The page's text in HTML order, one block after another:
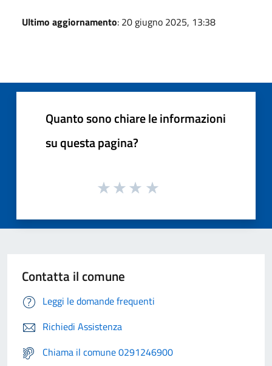
Ultimo aggiornamento: 20 giugno 2025, 13:38
Quanto sono chiare le informazioni
su questa pagina?
Contatta il comune
Leggi le domande frequenti
Richiedi Assistenza
Chiama il comune 0291246900